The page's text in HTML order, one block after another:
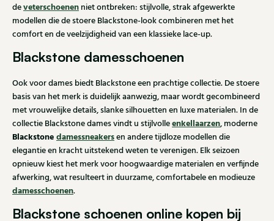
deveterschoenen niet ontbreken: stijlvolle, strak afgewerkte
modellen die de stoere Blackstone-look combineren met het
comfort en de veelzijdigheid van een klassieke lace-up.
Blackstone damesschoenen
Ook voor dames biedt Blackstone een prachtige collectie. De stoere
basis van het merk is duidelijk aanwezig, maar wordt gecombineerd
met vrouwelijke details, slanke silhouetten en luxe materialen. In de
collectie Blackstone dames vindt u stijlvolleenkellaarzen, moderne
Blackstonedamessneakersen andere tijdloze modellen die
elegantie en kracht uitstekend weten te verenigen. Elk seizoen
opnieuw kiest het merk voor hoogwaardige materialen en verfijnde
afwerking, wat resulteert in duurzame, comfortabele en modieuze
damesschoenen.
Blackstone schoenen online kopen bij